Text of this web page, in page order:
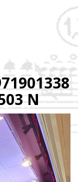
N